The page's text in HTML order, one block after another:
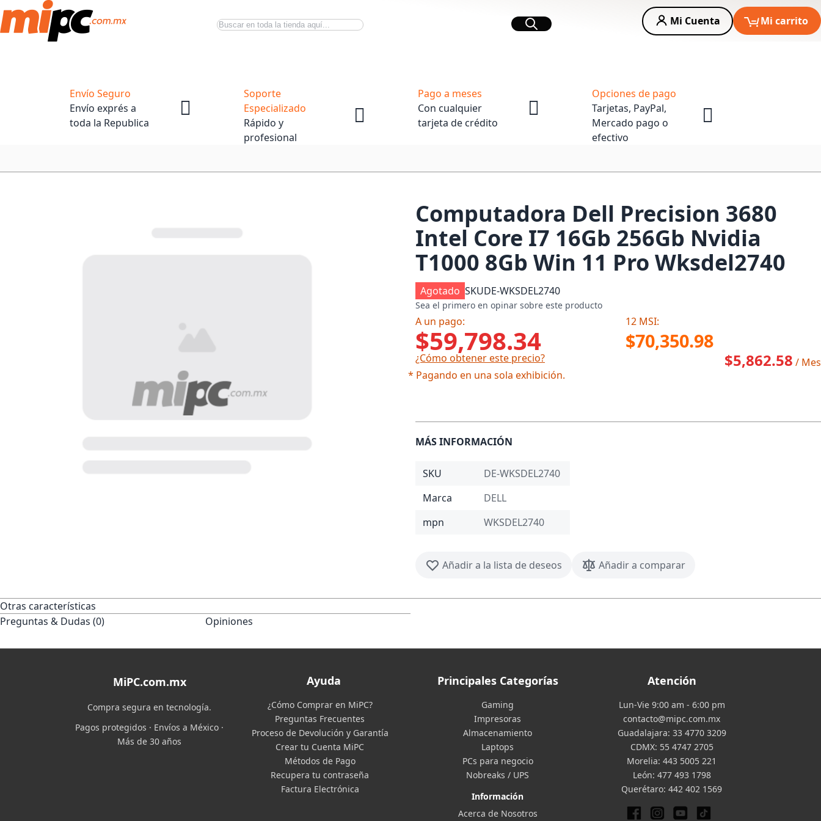
Buscar Buscar
Mi Cuenta Mi carrito
Envío Seguro
Envío exprés a
toda la Republica
Soporte
Especializado
Rápido y
profesional
Pago a meses
Con cualquier
tarjeta de crédito
Opciones de pago
Tarjetas, PayPal,
Mercado pago o
efectivo
Computadora Dell Precision 3680
Intel Core I7 16Gb 256Gb Nvidia
T1000 8Gb Win 11 Pro Wksdel2740
Agotado SKUDE-WKSDEL2740
Sea el primero en opinar sobre este producto
A un pago: 12 MSI:
$59,798.34 $70,350.98
¿Cómo obtener este precio?
* Pagando en una sola exhibición.
$5,862.58 / Mes
MÁS INFORMACIÓN
SKU
DE-WKSDEL2740
Marca
DELL
mpn
WKSDEL2740
Añadir a la lista de deseos Añadir a comparar
Otras características
Preguntas & Dudas (0)
Opiniones
MiPC.com.mx
Compra segura en tecnología.
Pagos protegidos · Envíos a México ·
Más de 30 años
Ayuda
¿Cómo Comprar en MiPC?
Preguntas Frecuentes
Proceso de Devolución y Garantía
Crear tu Cuenta MiPC
Métodos de Pago
Recupera tu contraseña
Factura Electrónica
Principales Categorías
Gaming
Impresoras
Almacenamiento
Laptops
PCs para negocio
Nobreaks / UPS
Información
Acerca de Nosotros
Atención
Lun-Vie 9:00 am - 6:00 pm
contacto@mipc.com.mx
Guadalajara: 33 4770 3209
CDMX: 55 4747 2705
Morelia: 443 5005 221
León: 477 493 1798
Querétaro: 442 402 1569